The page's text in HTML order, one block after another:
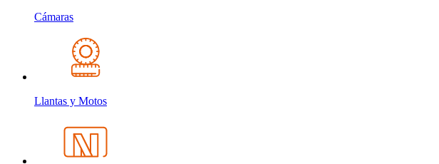
Cámaras
Llantas y Motos